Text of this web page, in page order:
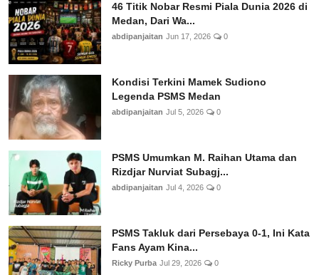
46 Titik Nobar Resmi Piala Dunia 2026 di
Medan, Dari Wa...
abdipanjaitan Jun 17, 2026 0
Kondisi Terkini Mamek Sudiono
Legenda PSMS Medan
abdipanjaitan Jul 5, 2026 0
PSMS Umumkan M. Raihan Utama dan
Rizdjar Nurviat Subagj...
abdipanjaitan Jul 4, 2026 0
PSMS Takluk dari Persebaya 0-1, Ini Kata
Fans Ayam Kina...
Ricky Purba Jul 29, 2026 0